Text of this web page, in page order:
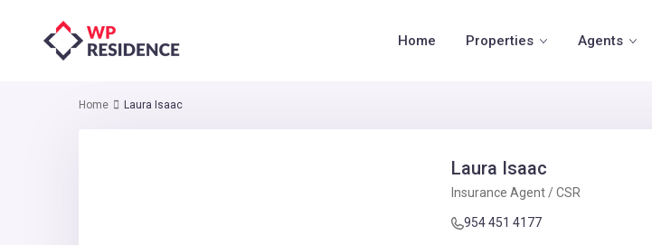
Home Properties Agents
Home Laura Isaac
Laura Isaac
Insurance Agent / CSR
954 451 4177